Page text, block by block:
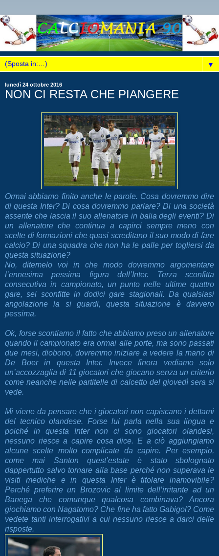
▼
lunedì 24 ottobre 2016
NON CI RESTA CHE PIANGERE
Ormai abbiamo finito anche le parole. Cosa dovremmo dire
di questa Inter? Di cosa dovremmo parlare? Di una società
assente che lascia il suo allenatore in balia degli eventi? Di
un allenatore che continua a capirci sempre meno con
scelte di formazioni che quasi screditano il suo modo di fare
calcio? Di una squadra che non ha le palle per togliersi da
questa situazione?
No, ditemelo voi in che modo dovremmo argomentare
l’ennesima pessima figura dell’Inter. Terza sconfitta
consecutiva in campionato, un punto nelle ultime quattro
gare, sei sconfitte in dodici gare stagionali. Da qualsiasi
angolazione la si guardi, questa situazione è davvero
pessima.
Ok, forse scontiamo il fatto che abbiamo preso un allenatore
quando il campionato era ormai alle porte, ma sono passati
due mesi, diobono, dovremmo iniziare a vedere la mano di
De Boer in questa Inter. Invece finora vediamo solo
un’accozzaglia di 11 giocatori che giocano senza un criterio
come neanche nelle partitelle di calcetto del giovedì sera si
vede.
Mi viene da pensare che i giocatori non capiscano i dettami
del tecnico olandese. Forse lui parla nella sua lingua e
poiché in questa Inter non ci sono giocatori olandesi,
nessuno riesce a capire cosa dice. E a ciò aggiungiamo
alcune scelte molto complicate da capire. Per esempio,
come mai Santon quest’estate è stato sbolognato
dappertutto salvo tornare alla base perché non superava le
visiti mediche e in questa Inter è titolare inamovibile?
Perché preferire un Brozovic al limite dell’irritante ad un
Banega che comunque qualcosa combinava? Ancora
giochiamo con Nagatomo? Che fine ha fatto Gabigol? Come
vedete tanti interrogativi a cui nessuno riesce a darci delle
risposte.